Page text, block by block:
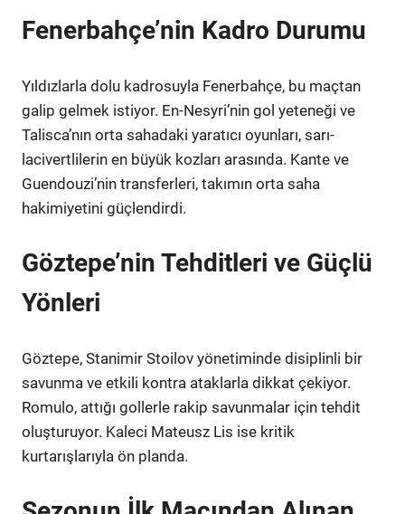
Fenerbahçe’nin Kadro Durumu
Yıldızlarla dolu kadrosuyla Fenerbahçe, bu maçtan
galip gelmek istiyor. En-Nesyri’nin gol yeteneği ve
Talisca’nın orta sahadaki yaratıcı oyunları, sarı-
lacivertlilerin en büyük kozları arasında. Kante ve
Guendouzi’nin transferleri, takımın orta saha
hakimiyetini güçlendirdi.
Göztepe’nin Tehditleri ve Güçlü
Yönleri
Göztepe, Stanimir Stoilov yönetiminde disiplinli bir
savunma ve etkili kontra ataklarla dikkat çekiyor.
Romulo, attığı gollerle rakip savunmalar için tehdit
oluşturuyor. Kaleci Mateusz Lis ise kritik
kurtarışlarıyla ön planda.